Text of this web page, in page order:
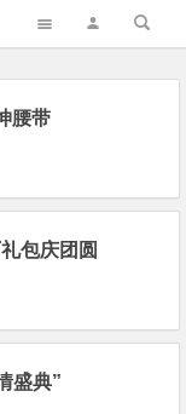
腰带
包庆团圆
盛典”